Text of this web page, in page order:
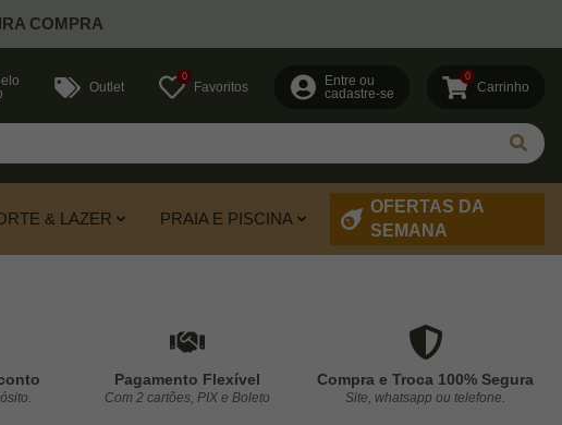
COMPRA
Outlet
0
Favoritos
Entre ou
cadastre-se
0
Carrinho
& LAZER PRAIA E PISCINA
OFERTAS DA
SEMANA
Pagamento Flexível
Com 2 cartões, PIX e Boleto
Compra e Troca 100% Segura
Site, whatsapp ou telefone.